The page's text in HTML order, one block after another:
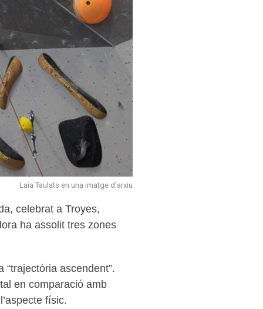
Laia Taulats en una imatge d'arxiu
celebrat a Troyes,
ha assolit tres zones
ascendent”.
en comparació amb
físic.